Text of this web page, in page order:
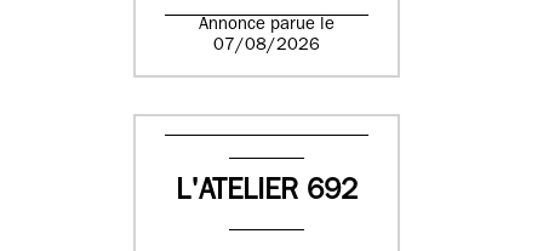
Annonce parue le
07/08/2026
L'ATELIER 692